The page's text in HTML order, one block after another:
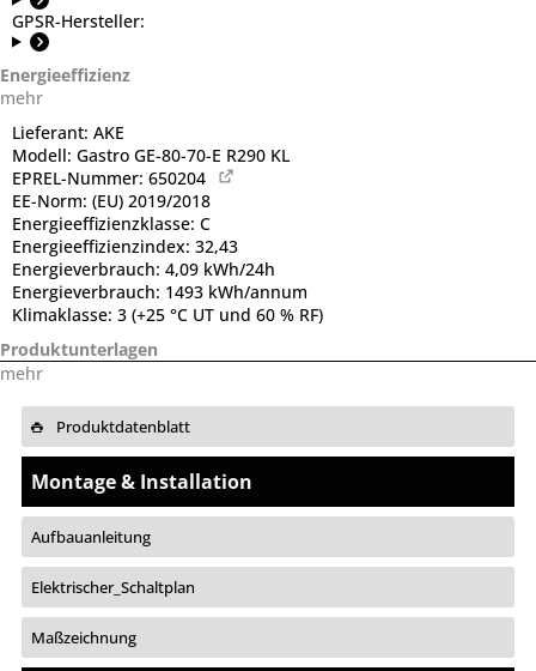
GPSR-Hersteller:
Energieeffizienz
mehr
Lieferant: AKE
Modell: Gastro GE-80-70-E R290 KL
EPREL-Nummer: 650204
EE-Norm: (EU) 2019/2018
Energieeffizienzklasse: C
Energieeffizienzindex: 32,43
Energieverbrauch: 4,09 kWh/24h
Energieverbrauch: 1493 kWh/annum
Klimaklasse: 3 (+25 °C UT und 60 % RF)
Produktunterlagen
mehr
Produktdatenblatt
Montage & Installation
Aufbauanleitung
Elektrischer_Schaltplan
Maßzeichnung